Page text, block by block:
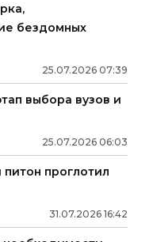
бездомных
25.07.2026 07:39
выбора вузов и
25.07.2026 06:03
проглотил
31.07.2026 16:42